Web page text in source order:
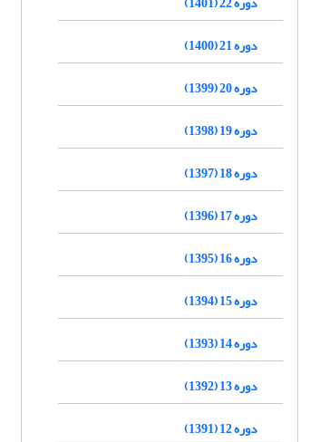
دوره 21 (1400)
دوره 20 (1399)
دوره 19 (1398)
دوره 18 (1397)
دوره 17 (1396)
دوره 16 (1395)
دوره 15 (1394)
دوره 14 (1393)
دوره 13 (1392)
دوره 12 (1391)